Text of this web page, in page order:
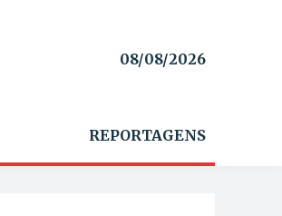
08/08/2026
REPORTAGENS